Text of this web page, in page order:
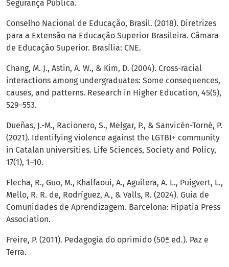
Segurança Pública.
Conselho Nacional de Educação, Brasil. (2018). Diretrizes
para a Extensão na Educação Superior Brasileira. Câmara
de Educação Superior. Brasília: CNE.
Chang, M. J., Astin, A. W., & Kim, D. (2004). Cross-racial
interactions among undergraduates: Some consequences,
causes, and patterns. Research in Higher Education, 45(5),
529–553.
Dueñas, J.-M., Racionero, S., Melgar, P., & Sanvicén-Torné, P.
(2021). Identifying violence against the LGTBI+ community
in Catalan universities. Life Sciences, Society and Policy,
17(1), 1–10.
Flecha, R., Guo, M., Khalfaoui, A., Aguilera, A. L., Puigvert, L.,
Mello, R. R. de, Rodríguez, A., & Valls, R. (2024). Guia de
Comunidades de Aprendizagem. Barcelona: Hipatia Press
Association.
Freire, P. (2011). Pedagogia do oprimido (50ª ed.). Paz e
Terra.